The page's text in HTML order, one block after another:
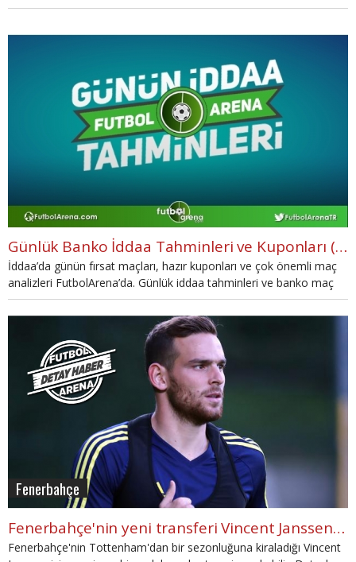
Günlük Banko İddaa Tahminleri ve Kuponları (1 Ekim 2017)
İddaa’da günün fırsat maçları, hazır kuponları ve çok önemli maç
analizleri FutbolArena’da. Günlük iddaa tahminleri ve banko maç
analizlerine göz atmadan kupon doldurmayın! Detaylar
haberimizde.
Fenerbahçe
Fenerbahçe'nin yeni transferi Vincent Janssen geç açılıyor
Fenerbahçe'nin Tottenham'dan bir sezonluğuna kiraladığı Vincent